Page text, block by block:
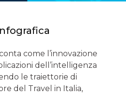
come l’innovazione
dell’intelligenza
le traiettorie di
del Travel in Italia,